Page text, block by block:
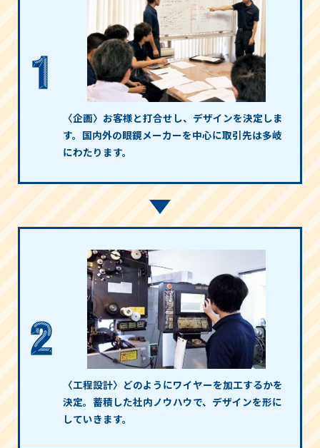
〈企画〉お客様と打合せし、デザインを決定しま
す。国内外の眼鏡メーカーを中心に取引先は多岐
にわたります。
〈工程設計〉どのようにワイヤーを加工するかを
決定。蓄積した社内ノウハウで、デザインを形に
していきます。